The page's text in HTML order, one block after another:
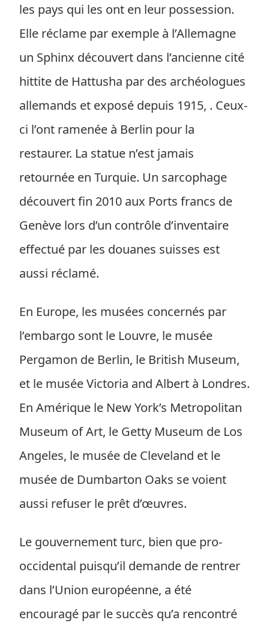
les pays qui les ont en leur possession.
Elle réclame par exemple à l’Allemagne
un Sphinx découvert dans l’ancienne cité
hittite de Hattusha par des archéologues
allemands et exposé depuis 1915, . Ceux-
ci l’ont ramenée à Berlin pour la
restaurer. La statue n’est jamais
retournée en Turquie. Un sarcophage
découvert fin 2010 aux Ports francs de
Genève lors d’un contrôle d’inventaire
effectué par les douanes suisses est
aussi réclamé.
En Europe, les musées concernés par
l’embargo sont le Louvre, le musée
Pergamon de Berlin, le British Museum,
et le musée Victoria and Albert à Londres.
En Amérique le New York’s Metropolitan
Museum of Art, le Getty Museum de Los
Angeles, le musée de Cleveland et le
musée de Dumbarton Oaks se voient
aussi refuser le prêt d’œuvres.
Le gouvernement turc, bien que pro-
occidental puisqu’il demande de rentrer
dans l’Union européenne, a été
encouragé par le succès qu’a rencontré